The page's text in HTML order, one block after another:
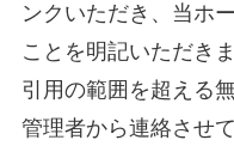
ンクいただき、当ホ
ことを明記いただき
引用の範囲を超える
管理者から連絡させ